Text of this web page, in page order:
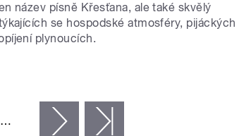
název písně Křesťana, ale také skvělý
se hospodské atmosféry, pijáckých
plynoucích.
… následující ›